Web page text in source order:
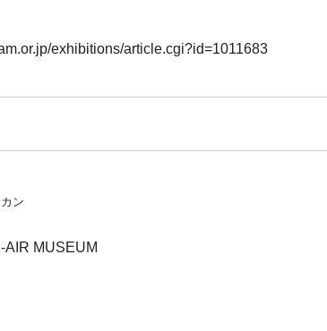
exhibitions/article.cgi?id=1011683
ン
MUSEUM